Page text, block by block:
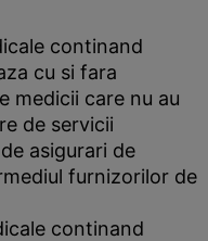
continand
cu si fara
medicii care nu au
de servicii
asigurari de
furnizorilor de
continand